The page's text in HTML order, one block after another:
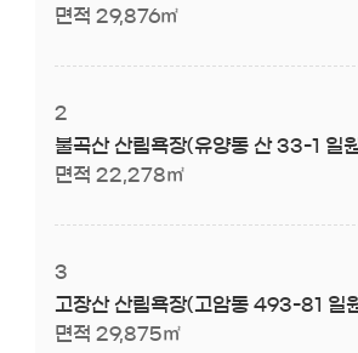
면적 29,876㎡
2
불곡산 산림욕장(유양동 산 33-1 일
면적 22,278㎡
3
고장산 산림욕장(고암동 493-81 일
면적 29,875㎡